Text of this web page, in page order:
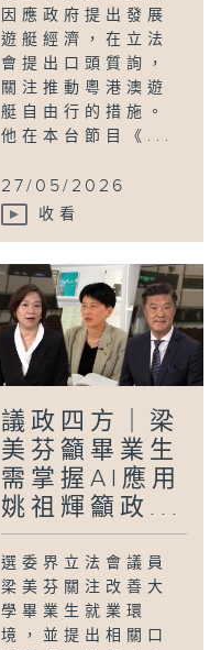
因應政府提出發展
遊艇經濟，在立法
會提出口頭質詢，
關注推動粵港澳遊
艇自由行的措施。
他在本台節目《...
27/05/2026
收看
議政四方｜梁
美芬籲畢業生
需掌握AI應用
姚祖輝籲政...
選委界立法會議員
梁美芬關注改善大
學畢業生就業環
境，並提出相關口